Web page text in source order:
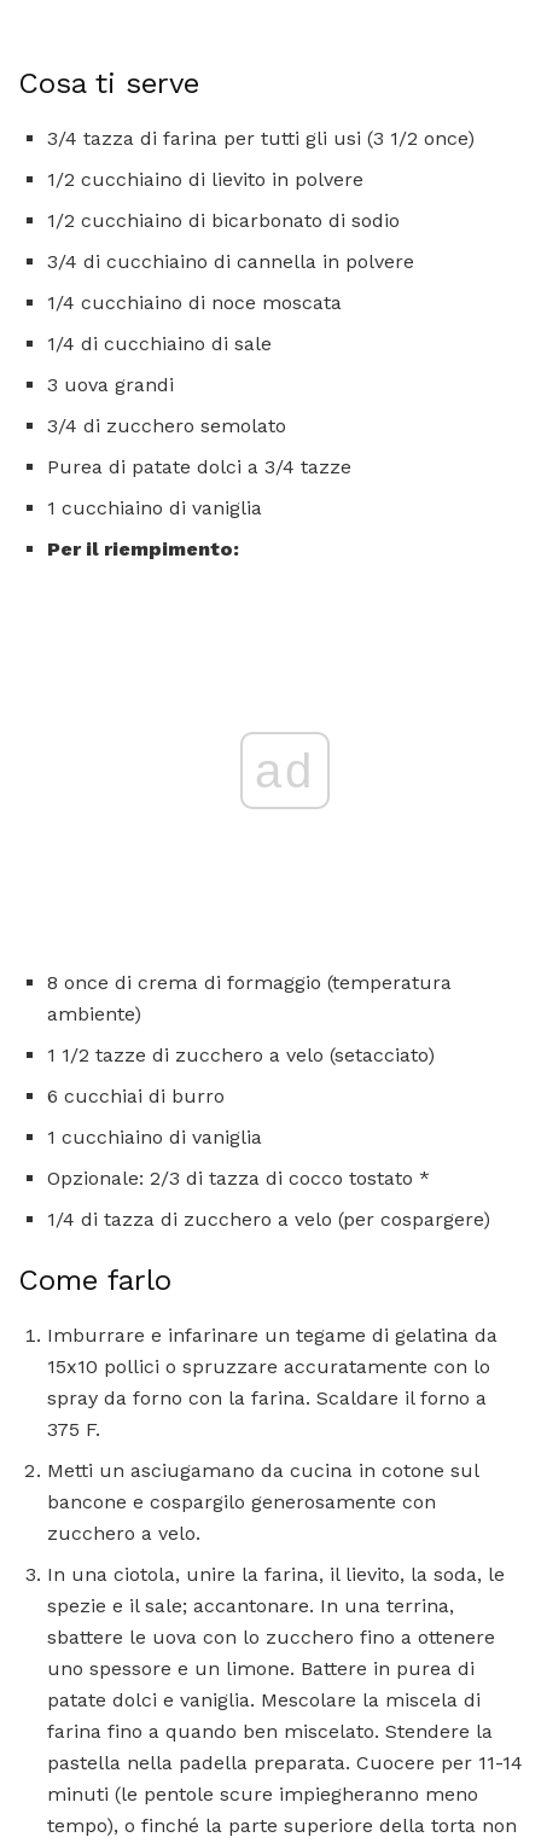
Cosa ti serve
3/4 tazza di farina per tutti gli usi (3 1/2 once)
1/2 cucchiaino di lievito in polvere
1/2 cucchiaino di bicarbonato di sodio
3/4 di cucchiaino di cannella in polvere
1/4 cucchiaino di noce moscata
1/4 di cucchiaino di sale
3 uova grandi
3/4 di zucchero semolato
Purea di patate dolci a 3/4 tazze
1 cucchiaino di vaniglia
Per il riempimento:
ad
8 once di crema di formaggio (temperatura
ambiente)
1 1/2 tazze di zucchero a velo (setacciato)
6 cucchiai di burro
1 cucchiaino di vaniglia
Opzionale: 2/3 di tazza di cocco tostato *
1/4 di tazza di zucchero a velo (per cospargere)
Come farlo
Imburrare e infarinare un tegame di gelatina da
15x10 pollici o spruzzare accuratamente con lo
spray da forno con la farina. Scaldare il forno a
375 F.
Metti un asciugamano da cucina in cotone sul
bancone e cospargilo generosamente con
zucchero a velo.
In una ciotola, unire la farina, il lievito, la soda, le
spezie e il sale; accantonare. In una terrina,
sbattere le uova con lo zucchero fino a ottenere
uno spessore e un limone. Battere in purea di
patate dolci e vaniglia. Mescolare la miscela di
farina fino a quando ben miscelato. Stendere la
pastella nella padella preparata. Cuocere per 11-14
minuti (le pentole scure impiegheranno meno
tempo), o finché la parte superiore della torta non